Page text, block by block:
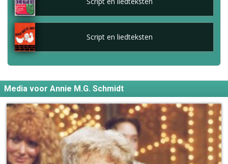
Script en liedteksten
Media voor Annie M.G. Schmidt